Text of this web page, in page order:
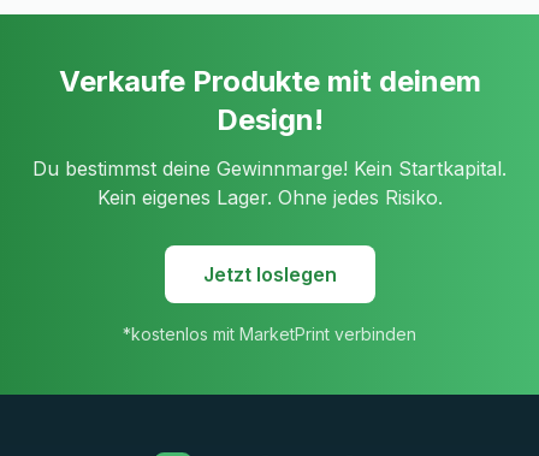
Verkaufe Produkte mit deinem
Design!
Du bestimmst deine Gewinnmarge! Kein Startkapital.
Kein eigenes Lager. Ohne jedes Risiko.
Jetzt loslegen
*kostenlos mit MarketPrint verbinden